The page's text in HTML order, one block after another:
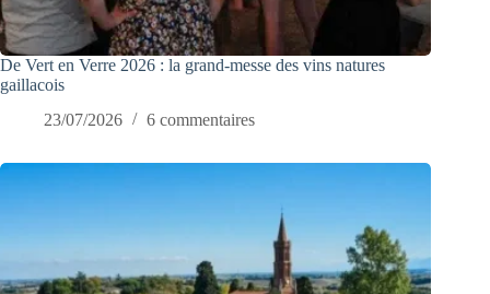
De Vert en Verre 2026 : la grand-messe des vins natures
gaillacois
23/07/2026
6 commentaires